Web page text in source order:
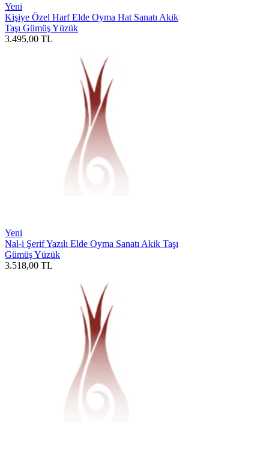
Yeni
Kişiye Özel Harf Elde Oyma Hat Sanatı Akik
Taşı Gümüş Yüzük
3.495,00 TL
Yeni
Nal-i Şerif Yazılı Elde Oyma Sanatı Akik Taşı
Gümüş Yüzük
3.518,00 TL